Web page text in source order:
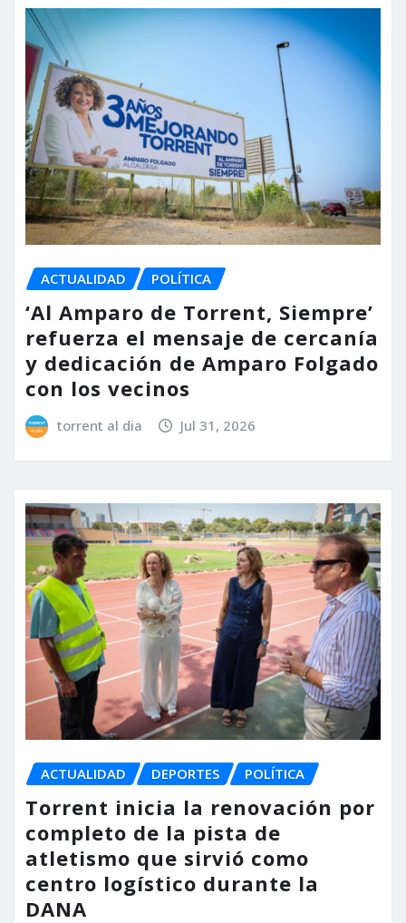
ACTUALIDAD POLÍTICA
‘Al Amparo de Torrent, Siempre’
refuerza el mensaje de cercanía
y dedicación de Amparo Folgado
con los vecinos
torrent al dia Jul 31, 2026
ACTUALIDAD DEPORTES POLÍTICA
Torrent inicia la renovación por
completo de la pista de
atletismo que sirvió como
centro logístico durante la
DANA